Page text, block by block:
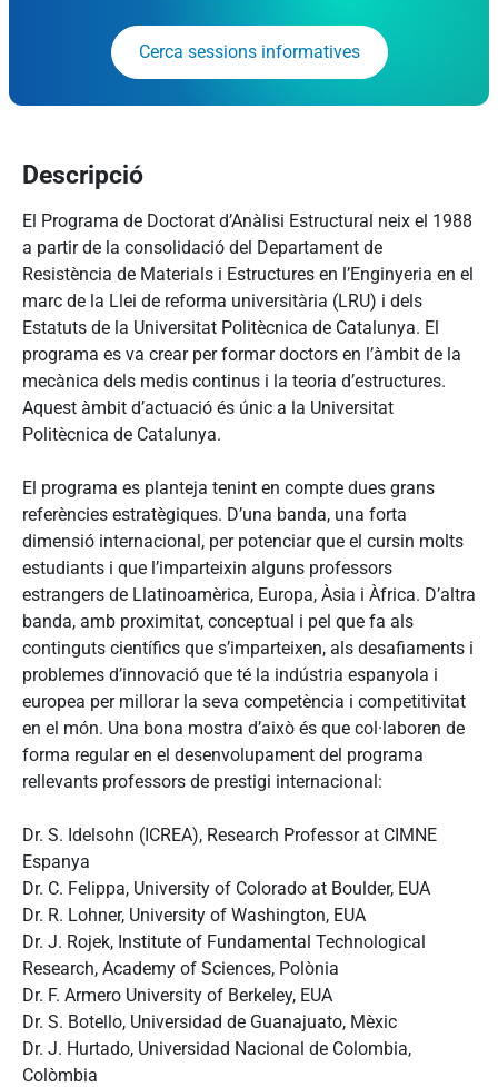
Cerca sessions informatives
Descripció
El Programa de Doctorat d’Anàlisi Estructural neix el 1988
a partir de la consolidació del Departament de
Resistència de Materials i Estructures en l’Enginyeria en el
marc de la Llei de reforma universitària (LRU) i dels
Estatuts de la Universitat Politècnica de Catalunya. El
programa es va crear per formar doctors en l’àmbit de la
mecànica dels medis continus i la teoria d’estructures.
Aquest àmbit d’actuació és únic a la Universitat
Politècnica de Catalunya.
El programa es planteja tenint en compte dues grans
referències estratègiques. D’una banda, una forta
dimensió internacional, per potenciar que el cursin molts
estudiants i que l’imparteixin alguns professors
estrangers de Llatinoamèrica, Europa, Àsia i Àfrica. D’altra
banda, amb proximitat, conceptual i pel que fa als
continguts científics que s’imparteixen, als desafiaments i
problemes d’innovació que té la indústria espanyola i
europea per millorar la seva competència i competitivitat
en el món. Una bona mostra d’això és que col·laboren de
forma regular en el desenvolupament del programa
rellevants professors de prestigi internacional:
Dr. S. Idelsohn (ICREA), Research Professor at CIMNE
Espanya
Dr. C. Felippa, University of Colorado at Boulder, EUA
Dr. R. Lohner, University of Washington, EUA
Dr. J. Rojek, Institute of Fundamental Technological
Research, Academy of Sciences, Polònia
Dr. F. Armero University of Berkeley, EUA
Dr. S. Botello, Universidad de Guanajuato, Mèxic
Dr. J. Hurtado, Universidad Nacional de Colombia,
Colòmbia